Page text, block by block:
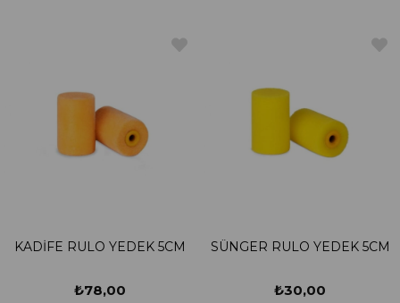
KADİFE RULO YEDEK 5CM
₺78,00
SÜNGER RULO YEDEK 5CM
₺30,00